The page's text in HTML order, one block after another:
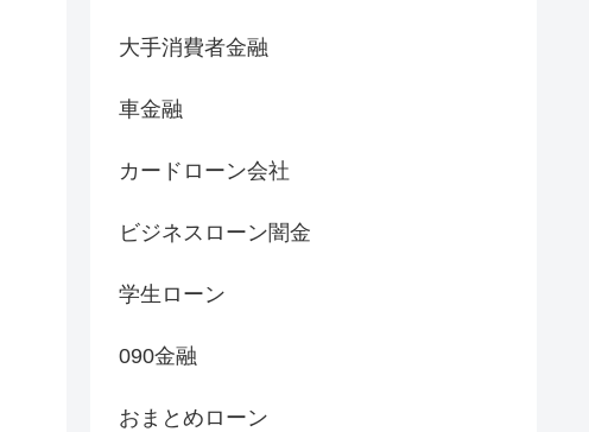
大手消費者金融
車金融
カードローン会社
ビジネスローン闇金
学生ローン
090金融
おまとめローン